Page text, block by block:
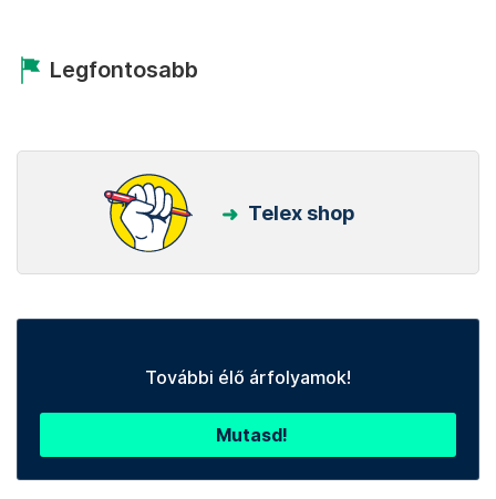
Legfontosabb
Telex shop
További élő árfolyamok!
Mutasd!